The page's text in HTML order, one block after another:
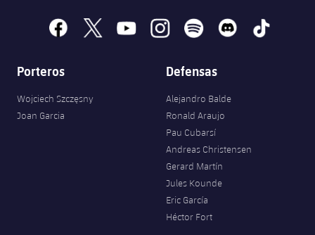
facebook
x youtubeinstagramspotify discord tiktok
Porteros
Wojciech Szczęsny
Joan Garcia
Defensas
Alejandro Balde
Ronald Araujo
Pau Cubarsí
Andreas Christensen
Gerard Martín
Jules Kounde
Eric García
Héctor Fort